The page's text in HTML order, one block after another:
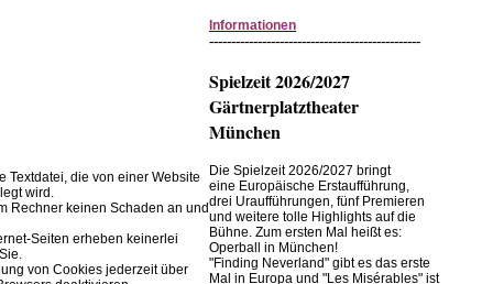
Informationen
------------------------------------------------
Spielzeit 2026/2027
Gärtnerplatztheater
München
Die Spielzeit 2026/2027 bringt
eine Europäische Erstaufführung,
drei Uraufführungen, fünf Premieren
und weitere tolle Highlights auf die
Bühne. Zum ersten Mal heißt es:
Operball in München!
"Finding Neverland" gibt es das erste
Mal in Europa und "Les Misérables" ist
Textdatei, die von einer Website
wird.
Rechner keinen Schaden an und
Seiten erheben keinerlei
von Cookies jederzeit über